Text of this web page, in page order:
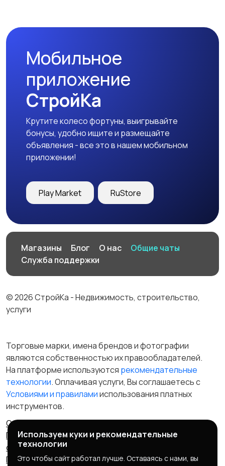
Мобильное
приложение
СтройКа
Крутите колесо фортуны, выигрывайте
бонусы, удобно ищите и размещайте
объявления - все это в нашем мобильном
приложении!
Play Market RuStore
Магазины Блог О нас
Общие чаты
Служба поддержки
© 2026 СтройКа - Недвижимость, строительство,
услуги
Торговые марки, имена брендов и фотографии
являются собственностью их правообладателей.
На платформе используются рекомендательные
технологии. Оплачивая услуги, Вы соглашаетесь c
Условиями и правиламииспользования платных
инструментов.
Отказ от ответственности
Правила сервиса
Политика конфиденциальности
Пользовательское
соглашение
Запрещенные товары/услуги
Правообладателям
Партнерская программа
Используем куки и рекомендательные
технологии
Это чтобы сайт работал лучше. Оставаясь с нами, вы